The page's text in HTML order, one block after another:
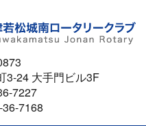
3-24 大手門ビル3F
7227
7168